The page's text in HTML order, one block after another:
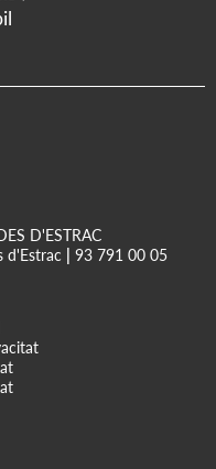
D'ESTRAC
d'Estrac 93 791 00 05